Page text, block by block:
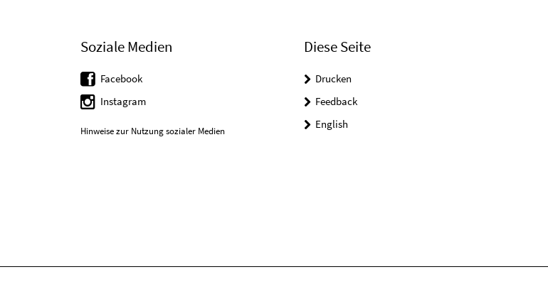
Soziale Medien
Facebook
Instagram
Hinweise zur Nutzung sozialer Medien
Diese Seite
Drucken
Feedback
English